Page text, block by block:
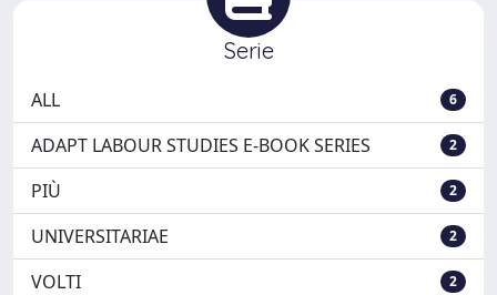
Serie
ALL 6
ADAPT LABOUR STUDIES E-BOOK SERIES 2
PIÙ 2
UNIVERSITARIAE 2
VOLTI 2